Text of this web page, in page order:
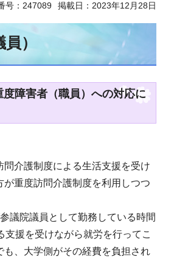
号：247089 掲載日：2023年12月28日
）
障害者（職員）への対応に
介護制度による生活支援を受け
重度訪問介護制度を利用しつつ
議院議員として勤務している時間
援を受けながら就労を行ってこ
、大学側がその経費を負担され